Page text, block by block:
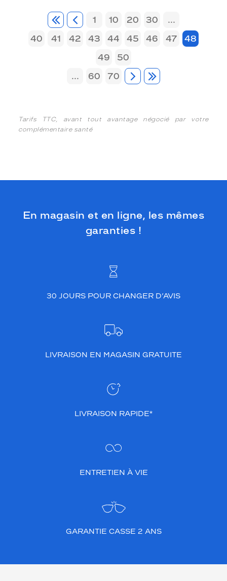
1 10 20 30
...
40
41 42 43 44 45 46 47
48
49
50
...
60 70
Tarifs TTC, avant tout avantage négocié par votre
complémentaire santé
En magasin et en ligne, les mêmes
garanties !
30 JOURS POUR CHANGER D’AVIS
LIVRAISON EN MAGASIN GRATUITE
LIVRAISON RAPIDE*
ENTRETIEN À VIE
GARANTIE CASSE 2 ANS